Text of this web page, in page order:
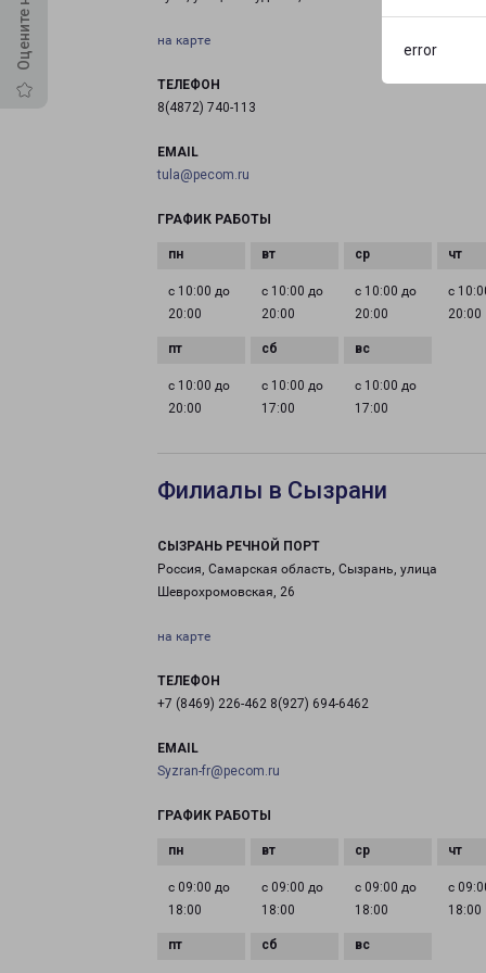
error
на карте
ТЕЛЕФОН
8(4872) 740-113
EMAIL
tula@pecom.ru
ГРАФИК РАБОТЫ
с 10:00 до
20:00
с 10:00 до
20:00
с 10:00 до
20:00
с
20:00
с 10:00 до
20:00
с 10:00 до
17:00
с 10:00 до
17:00
Филиалы в Сызрани
СЫЗРАНЬ РЕЧНОЙ ПОРТ
Россия, Самарская область, Сызрань, улица
Шеврохромовская, 26
на карте
ТЕЛЕФОН
+7 (8469) 226-462 8(927) 694-6462
EMAIL
Syzran-fr@pecom.ru
ГРАФИК РАБОТЫ
с 09:00 до
18:00
с 09:00 до
18:00
с 09:00 до
18:00
с
18:00